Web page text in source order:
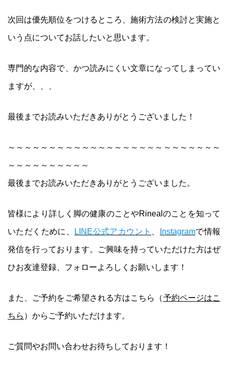
次回は優先順位をつけるところ、施術方法の検討と実施と
いう点についてお話したいと思います。
専門的な内容で、かつ読みにくい文章になってしまってい
ますが、、、
最後までお読みいただきありがとうございました！
～～～～～～～～～～～～～～～～～～～～～～～～～～
～～～～～～～～～～
最後までお読みいただきありがとうございました。
皆様により詳しく脚の健康のことやRinealのことを知って
いただくために、 LINE公式アカウント Instagramで情報
発信を行っております。ご興味を持っていただけた方はぜ
ひお友達登録、フォローよろしくお願いします！
また、ご予約をご希望される方はこちら（予約ページはこ
ちら ）からご予約いただけます。
ご質問やお問い合わせお待ちしております！